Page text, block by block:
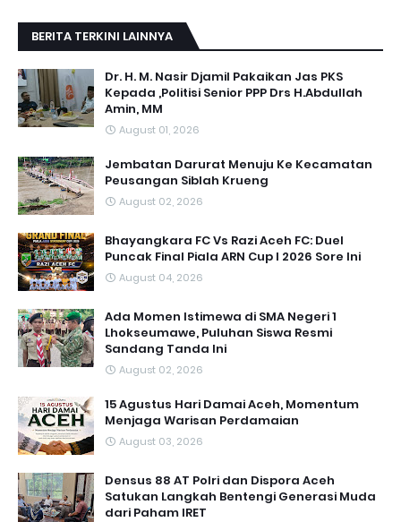
BERITA TERKINI LAINNYA
Dr. H. M. Nasir Djamil Pakaikan Jas PKS
Kepada ,Politisi Senior PPP Drs H.Abdullah
Amin, MM
August 01, 2026
Jembatan Darurat Menuju Ke Kecamatan
Peusangan Siblah Krueng
August 02, 2026
Bhayangkara FC Vs Razi Aceh FC: Duel
Puncak Final Piala ARN Cup I 2026 Sore Ini
August 04, 2026
Ada Momen Istimewa di SMA Negeri 1
Lhokseumawe, Puluhan Siswa Resmi
Sandang Tanda Ini
August 02, 2026
15 Agustus Hari Damai Aceh, Momentum
Menjaga Warisan Perdamaian
August 03, 2026
Densus 88 AT Polri dan Dispora Aceh
Satukan Langkah Bentengi Generasi Muda
dari Paham IRET